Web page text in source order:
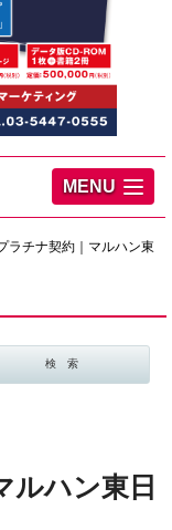
MENU
ラチナ契約｜マルハン東
ルハン東日